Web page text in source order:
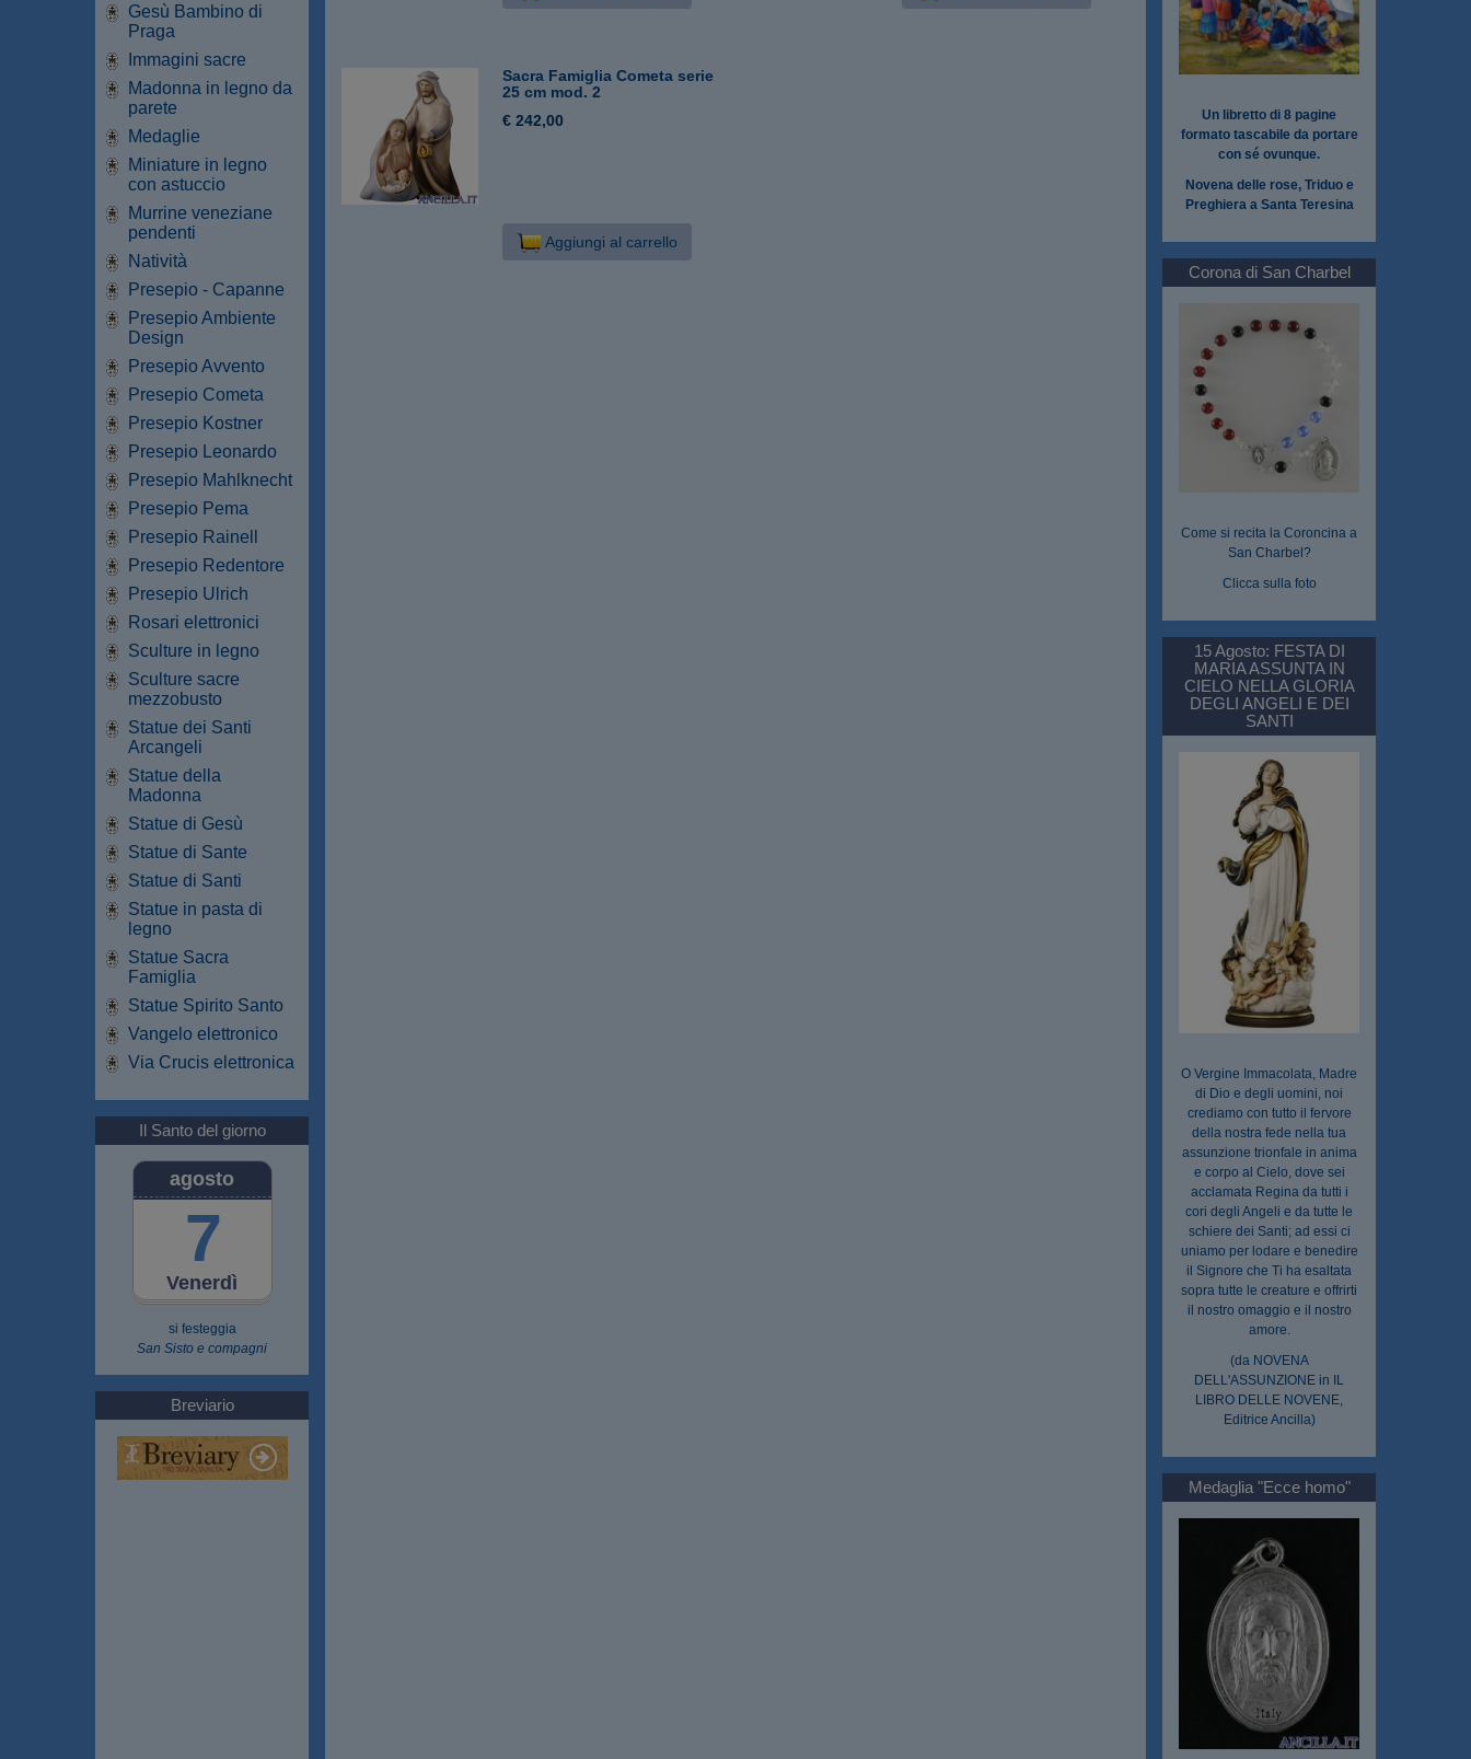
Gesù Bambino di
Praga
Immagini sacre
Madonna in legno da
parete
Medaglie
Miniature in legno
con astuccio
Murrine veneziane
pendenti
Natività
Presepio - Capanne
Presepio Ambiente
Design
Presepio Avvento
Presepio Cometa
Presepio Kostner
Presepio Leonardo
Presepio Mahlknecht
Presepio Pema
Presepio Rainell
Presepio Redentore
Presepio Ulrich
Rosari elettronici
Sculture in legno
Sculture sacre
mezzobusto
Statue dei Santi
Arcangeli
Statue della
Madonna
Statue di Gesù
Statue di Sante
Statue di Santi
Statue in pasta di
legno
Statue Sacra
Famiglia
Statue Spirito Santo
Vangelo elettronico
Via Crucis elettronica
Il Santo del giorno
Venerdì
agosto
7
si festeggia
San Sisto e compagni
Breviario
Sacra Famiglia Cometa serie
25 cm mod. 2
€ 242,00
Aggiungi al carrello
Un libretto di 8 pagine
formato tascabile da portare
con sé ovunque.
Novena delle rose, Triduo e
Preghiera a Santa Teresina
Corona di San Charbel
Come si recita la Coroncina a
San Charbel?
Clicca sulla foto
15 Agosto: FESTA DI
MARIA ASSUNTA IN
CIELO NELLA GLORIA
DEGLI ANGELI E DEI
SANTI
O Vergine Immacolata, Madre
di Dio e degli uomini, noi
crediamo con tutto il fervore
della nostra fede nella tua
assunzione trionfale in anima
e corpo al Cielo, dove sei
acclamata Regina da tutti i
cori degli Angeli e da tutte le
schiere dei Santi; ad essi ci
uniamo per lodare e benedire
il Signore che Ti ha esaltata
sopra tutte le creature e offrirti
il nostro omaggio e il nostro
amore.
(da NOVENA
DELL'ASSUNZIONE in IL
LIBRO DELLE NOVENE,
Editrice Ancilla)
Medaglia "Ecce homo"